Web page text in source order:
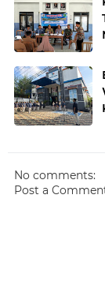
No comments:
Post a